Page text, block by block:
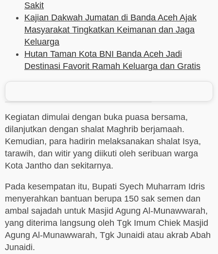
Sakit
Kajian Dakwah Jumatan di Banda Aceh Ajak
Masyarakat Tingkatkan Keimanan dan Jaga
Keluarga
Hutan Taman Kota BNI Banda Aceh Jadi
Destinasi Favorit Ramah Keluarga dan Gratis
Kegiatan dimulai dengan buka puasa bersama,
dilanjutkan dengan shalat Maghrib berjamaah.
Kemudian, para hadirin melaksanakan shalat Isya,
tarawih, dan witir yang diikuti oleh seribuan warga
Kota Jantho dan sekitarnya.
Pada kesempatan itu, Bupati Syech Muharram Idris
menyerahkan bantuan berupa 150 sak semen dan
ambal sajadah untuk Masjid Agung Al-Munawwarah,
yang diterima langsung oleh Tgk Imum Chiek Masjid
Agung Al-Munawwarah, Tgk Junaidi atau akrab Abah
Junaidi.